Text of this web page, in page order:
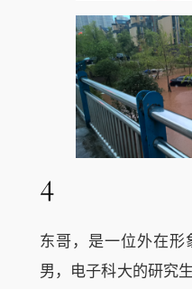
4
东哥，是一位外在
男，电子科大的研究